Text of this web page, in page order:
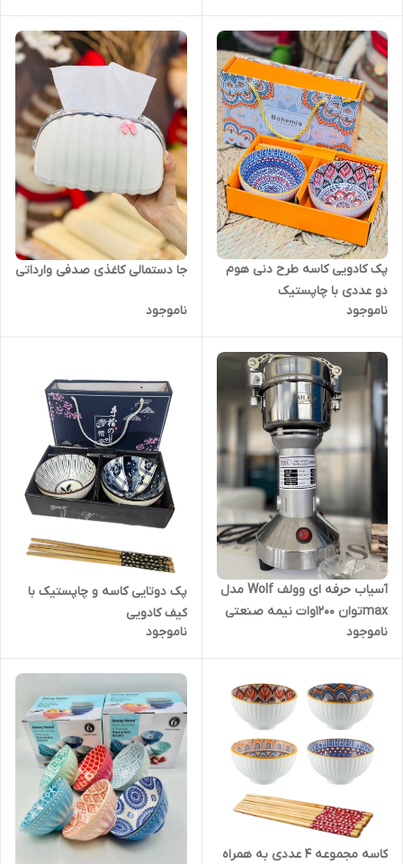
پک کادویی کاسه طرح دنی هوم
دو عددی با چاپستیک
ناموجود
جا دستمالی کاغذی صدفی وارداتی
ناموجود
آسیاب حرفه ای وولف Wolf مدل
maxتوان 1200وات نیمه صنعتی
ناموجود
پک دوتایی کاسه و چاپستیک با
کیف کادویی
ناموجود
کاسه مجموعه 4 عددی به همراه